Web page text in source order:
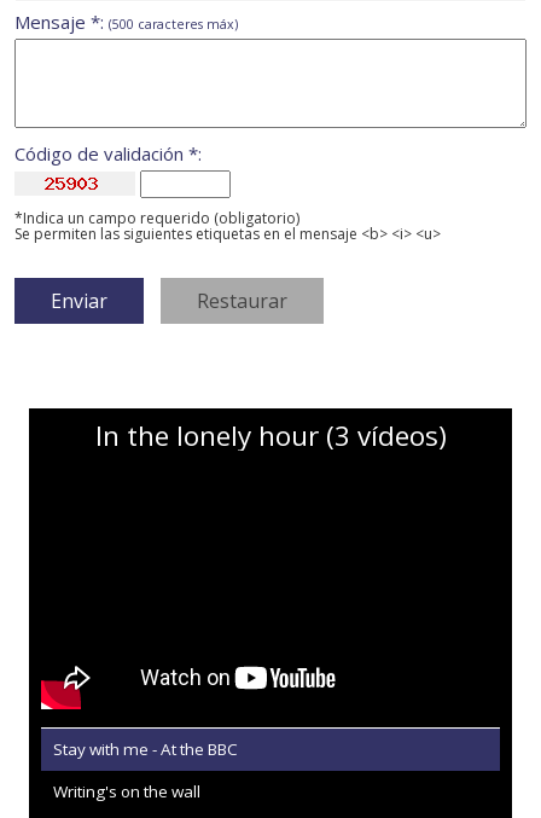
Mensaje *: (500 caracteres máx)
Código de validación *:
*Indica un campo requerido (obligatorio)
Se permiten las siguientes etiquetas en el mensaje <b> <i> <u>
In the lonely hour (3 vídeos)
Stay with me - At the BBC
Writing's on the wall